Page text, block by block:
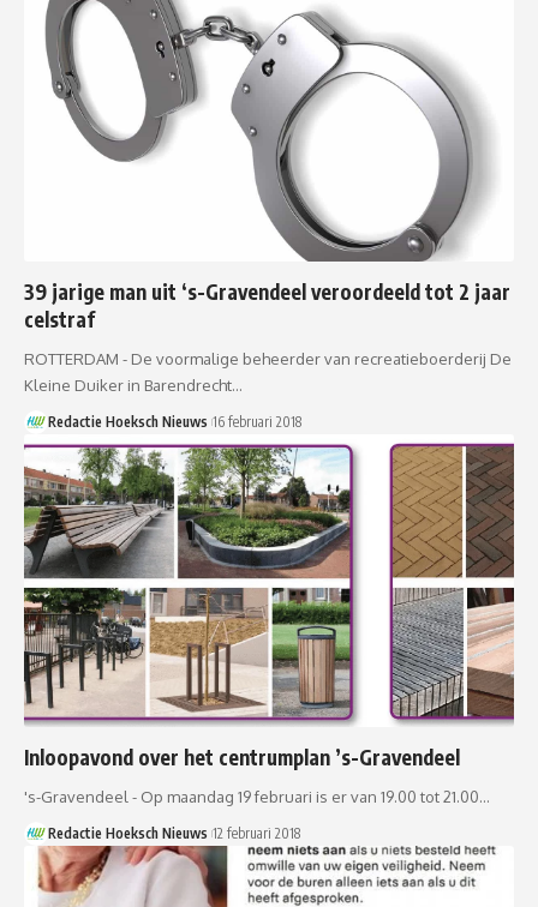
39 jarige man uit ‘s-Gravendeel veroordeeld tot 2 jaar
celstraf
ROTTERDAM - De voormalige beheerder van recreatieboerderij De
Kleine Duiker in Barendrecht…
Redactie Hoeksch Nieuws 16 februari 2018
Inloopavond over het centrumplan ’s-Gravendeel
's-Gravendeel - Op maandag 19 februari is er van 19.00 tot 21.00…
Redactie Hoeksch Nieuws 12 februari 2018